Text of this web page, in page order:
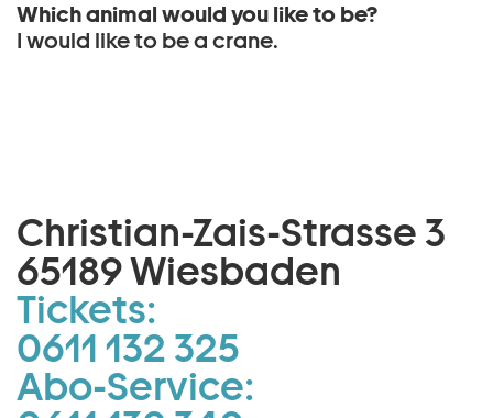
Which animal would you like to be?
I would like to be a crane.
Christian-Zais-Strasse 3
65189 Wiesbaden
Tickets:
0611 132 325
Abo-Service: